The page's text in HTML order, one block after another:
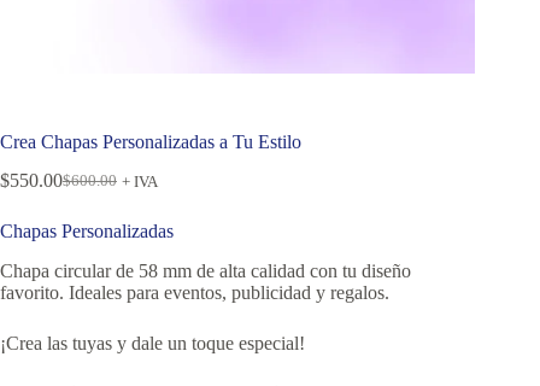
Crea Chapas Personalizadas a Tu Estilo
$600.00
$550.00 + IVA
Chapas Personalizadas
Chapa circular de 58 mm de alta calidad con tu diseño
favorito. Ideales para eventos, publicidad y regalos.
¡Crea las tuyas y dale un toque especial!